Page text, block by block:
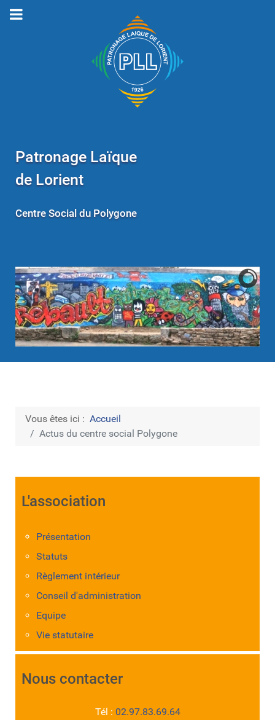
Patronage Laïque
de Lorient
Centre Social du Polygone
Vous êtes ici : Accueil
Actus du centre social Polygone
L'association
Présentation
Statuts
Règlement intérieur
Conseil d'administration
Equipe
Vie statutaire
Nous contacter
Tél : 02.97.83.69.64